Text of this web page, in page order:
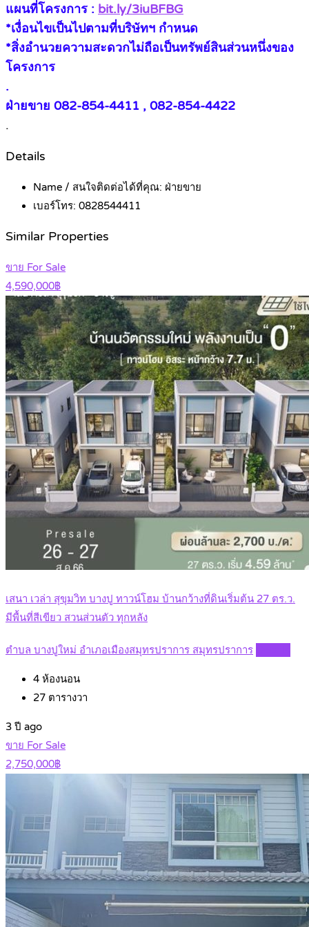
แผนที่โครงการ : bit.ly/3iuBFBG
*เงื่อนไขเป็นไปตามที่บริษัทฯ กำหนด
*สิ่งอำนวยความสะดวกไม่ถือเป็นทรัพย์สินส่วนหนึ่งของ
โครงการ
.
ฝ่ายขาย 082-854-4411 , 082-854-4422
.
Details
Name / สนใจติดต่อได้ที่คุณ: ฝ่ายขาย
เบอร์โทร: 0828544411
Similar Properties
ขาย For Sale
4,590,000฿
เสนา เวล่า สุขุมวิท บางปู ทาวน์โฮม บ้านกว้างที่ดินเริ่มต้น 27 ตร.ว.
มีพื้นที่สีเขียว สวนส่วนตัว ทุกหลัง
ตำบล บางปูใหม่ อำเภอเมืองสมุทรปราการ สมุทรปราการ
4 ห้องนอน
27 ตารางวา
3 ปี ago
ขาย For Sale
2,750,000฿